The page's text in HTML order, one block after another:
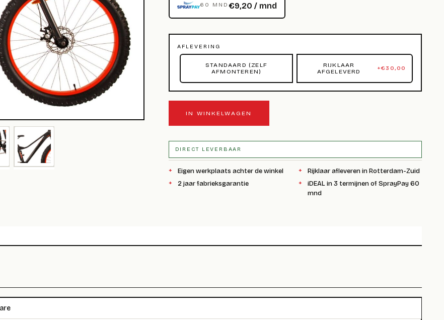
60 MND €9,20 / mnd
AFLEVERING
STANDAARD (ZELF
AFMONTEREN)
RIJKLAAR
AFGELEVERD
+€30,00
IN WINKELWAGEN
DIRECT LEVERBAAR
Eigen werkplaats achter de winkel
Rijklaar afleveren in Rotterdam-Zuid
2 jaar fabrieksgarantie
iDEAL in 3 termijnen of SprayPay 60
mnd